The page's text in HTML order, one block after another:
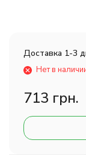
Доставка 1-3
Нет в
713 грн.